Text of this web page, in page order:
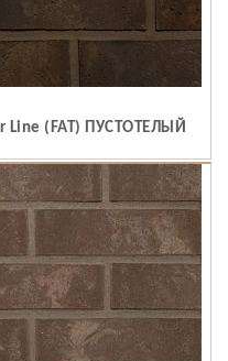
Line (FAT) ПУСТОТЕЛЫЙ